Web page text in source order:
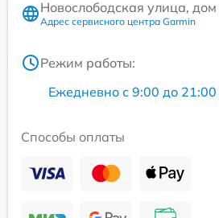
Новослободская улица, дом
Адрес сервисного центра Garmin
Режим работы:
Ежедневно с 9:00 до 21:00
Способы оплаты